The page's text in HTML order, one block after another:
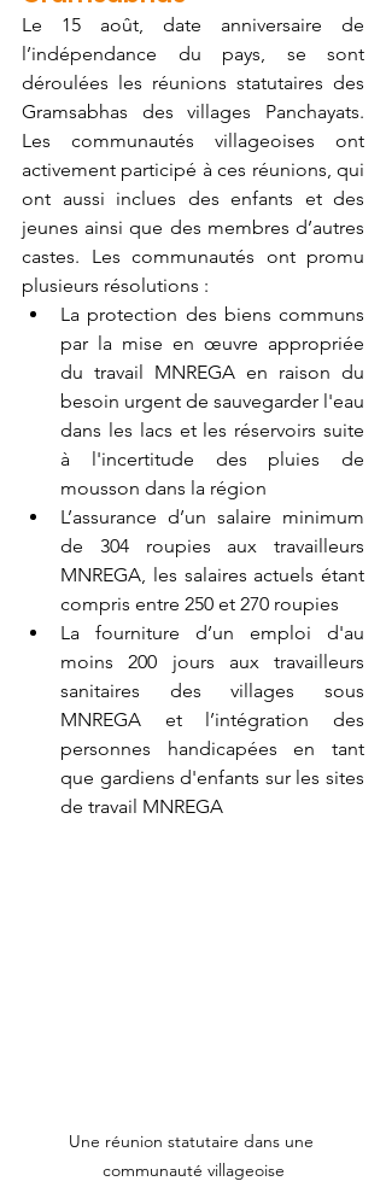
Le 15 août, date anniversaire de
l’indépendance du pays, se sont
déroulées les réunions statutaires des
Gramsabhas des villages Panchayats.
Les communautés villageoises ont
activement participé à ces réunions, qui
ont aussi inclues des enfants et des
jeunes ainsi que des membres d’autres
castes. Les communautés ont promu
plusieurs résolutions :
La protection des biens communs
par la mise en œuvre appropriée
du travail MNREGA en raison du
besoin urgent de sauvegarder l'eau
dans les lacs et les réservoirs suite
à l'incertitude des pluies de
mousson dans la région
L’assurance d’un salaire minimum
de 304 roupies aux travailleurs
MNREGA, les salaires actuels étant
compris entre 250 et 270 roupies
La fourniture d’un emploi d'au
moins 200 jours aux travailleurs
sanitaires des villages sous
MNREGA et l’intégration des
personnes handicapées en tant
que gardiens d'enfants sur les sites
de travail MNREGA
Une réunion statutaire dans une
communauté villageoise